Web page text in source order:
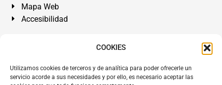
COOKIES
Utilizamos cookies de terceros y de analítica para poder ofrecerle un
servicio acorde a sus necesidades y por ello, es necesario aceptar las
Mapa Web
Accesibilidad
Álvarez Abogados Tenerife:Calle Teobaldo Power Nº 7,
de Tenerife. Islas Canarias.